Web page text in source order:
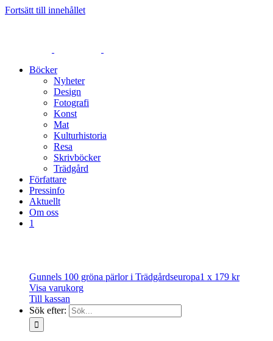
Fortsätt till innehållet
Böcker
Nyheter
Design
Fotografi
Konst
Mat
Kulturhistoria
Resa
Skrivböcker
Trädgård
Författare
Pressinfo
Aktuellt
Om oss
1
Gunnels 100 gröna pärlor i Trädgårdseuropa1 x 179 kr
Visa varukorg
Till kassan
Sök efter: